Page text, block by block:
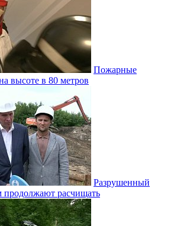
Пожарные
высоте в 80 метров
Разрушенный
продолжают расчищать